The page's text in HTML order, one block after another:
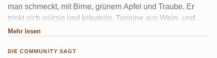
man schmeckt, mit Birne, grünem Apfel und Traube. Er
trinkt sich würzig und kräuterig, Tannine aus Wein- und
Bourbonfässern geben ihm Grip. Mit 57 % und nur vier
holt die Trauben hervor.
Mehr lesen
DIE COMMUNITY SAGT